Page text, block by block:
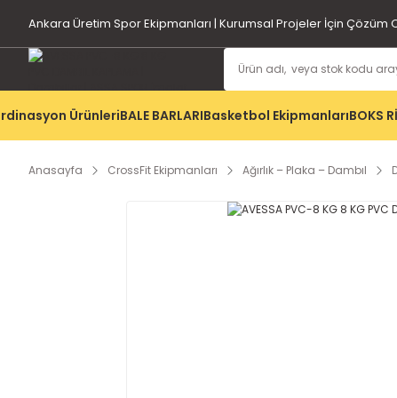
Ankara Üretim Spor Ekipmanları | Kurumsal Projeler İçin Çözüm
ÜrünleriBALE BARLARIBasketbol EkipmanlarıBOKS
Anasayfa CrossFit Ekipmanları Ağırlık – Plaka – Dambıl